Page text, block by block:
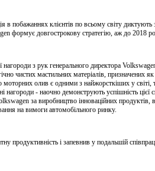
в побажаннях клієнтів по всьому світу
формує довгострокову стратегію, аж до 2018
нагороди з рук генерального директора
чистих мастильних матеріалів, призначених
олив є одними з найжорсткіших у
нагороди - наочно демонструють успішність
за виробництво інноваційних продуктів,
на вимоги автомобільного ринку.
продуктивність і запевнив у подальшій